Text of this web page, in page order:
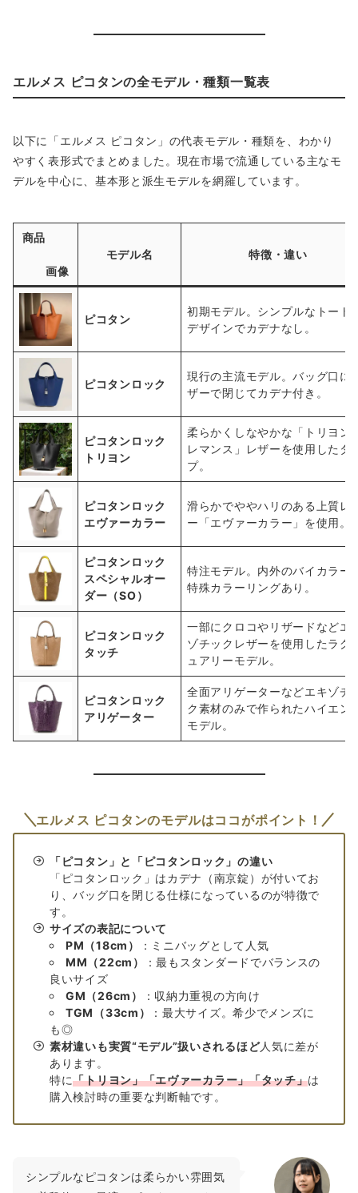
エルメス ピコタンの全モデル・種類一覧表
以下に「エルメス ピコタン」の代表モデル・種類を、わかり
やすく表形式でまとめました。現在市場で流通している主なモ
デルを中心に、基本形と派生モデルを網羅しています。
商品
画像
モデル名 特徴・違い
ピコタン
初期モデル。シンプルなトート
デザインでカデナなし。
ピコタンロック
現行の主流モデル。バッグ口に
ザーで閉じてカデナ付き。
ピコタンロック
トリヨン
柔らかくしなやかな「トリヨン
レマンス」レザーを使用したタ
プ。
ピコタンロック
エヴァーカラー
滑らかでややハリのある上質レ
ー「エヴァーカラー」を使用。
ピコタンロック
スペシャルオー
ダー（SO）
特注モデル。内外のバイカラー
特殊カラーリングあり。
ピコタンロック
タッチ
一部にクロコやリザードなどエ
ゾチックレザーを使用したラグ
ュアリーモデル。
ピコタンロック
アリゲーター
全面アリゲーターなどエキゾチ
ク素材のみで作られたハイエン
モデル。
エルメス ピコタンのモデルはココがポイント！
「ピコタン」と「ピコタンロック」の違い
「ピコタンロック」はカデナ（南京錠）が付いてお
り、バッグ口を閉じる仕様になっているのが特徴で
す。
サイズの表記について
PM（18cm）
：ミニバッグとして人気
MM（22cm）
：最もスタンダードでバランスの
良いサイズ
GM（26cm）
：収納力重視の方向け
TGM（33cm）
：最大サイズ。希少でメンズに
も◎
素材違いも実質“モデル”扱いされるほど人気に差が
あります。
特に「トリヨン」「エヴァーカラー」「タッチ」は
購入検討時の重要な判断軸です。
シンプルなピコタンは柔らかい雰囲気